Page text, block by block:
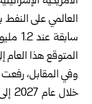
المتوقع هذا العام إلى 106.1 مليون برميل
وفي المقابل، رفعت